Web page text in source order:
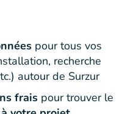
pour tous vos
recherche
autour de Surzur
frais pour trouver le